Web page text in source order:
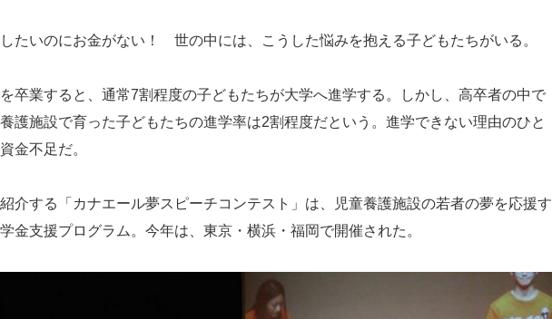
たいのにお金がない！ 世の中には、こうした悩みを抱える子どもたちがいる。
卒業すると、通常7割程度の子どもたちが大学へ進学する。しかし、高卒者の中で
護施設で育った子どもたちの進学率は2割程度だという。進学できない理由のひと
金不足だ。
介する「カナエール夢スピーチコンテスト」は、児童養護施設の若者の夢を応援す
金支援プログラム。今年は、東京・横浜・福岡で開催された。